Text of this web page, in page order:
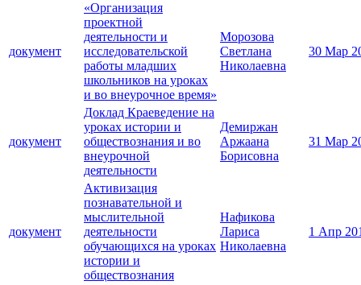
документ
«Организация
проектной
деятельности и
исследовательской
работы младших
школьников на уроках
и во внеурочное время»
Морозова
Светлана
Николаевна
30 Мар
документ
Доклад Краеведение на
уроках истории и
обществознания и во
внеурочной
деятельности
Демиржан
Аржаана
Борисовна
31 Мар
документ
Активизация
познавательной и
мыслительной
деятельности
обучающихся на уроках
истории и
обществознания
Нафикова
Лариса
Николаевна
1 Апр